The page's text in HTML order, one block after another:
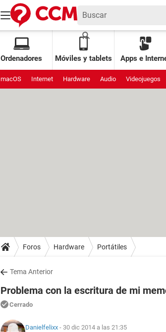
Ordenadores Móviles y tablets Apps e
macOS Internet Hardware Audio Videojuegos
Foros Hardware Portátiles
Tema Anterior
Problema con la escritura de mi
Cerrado
Danielfelixx - 30 dic 2014 a las 21:35